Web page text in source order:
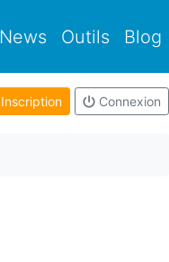
News Outils Blog
Inscription Connexion